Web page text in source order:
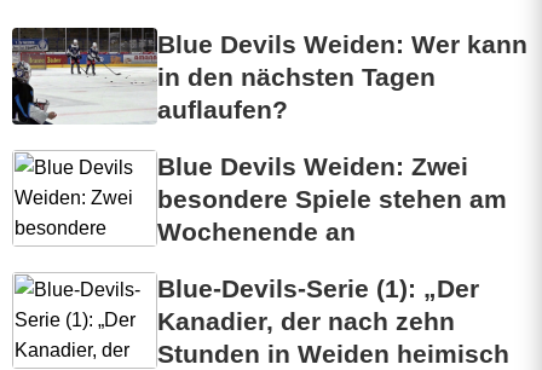
Blue Devils Weiden: Wer kann
in den nächsten Tagen
auflaufen?
Blue Devils Weiden: Zwei
besondere Spiele stehen am
Wochenende an
Blue-Devils-Serie (1): „Der
Kanadier, der nach zehn
Stunden in Weiden heimisch